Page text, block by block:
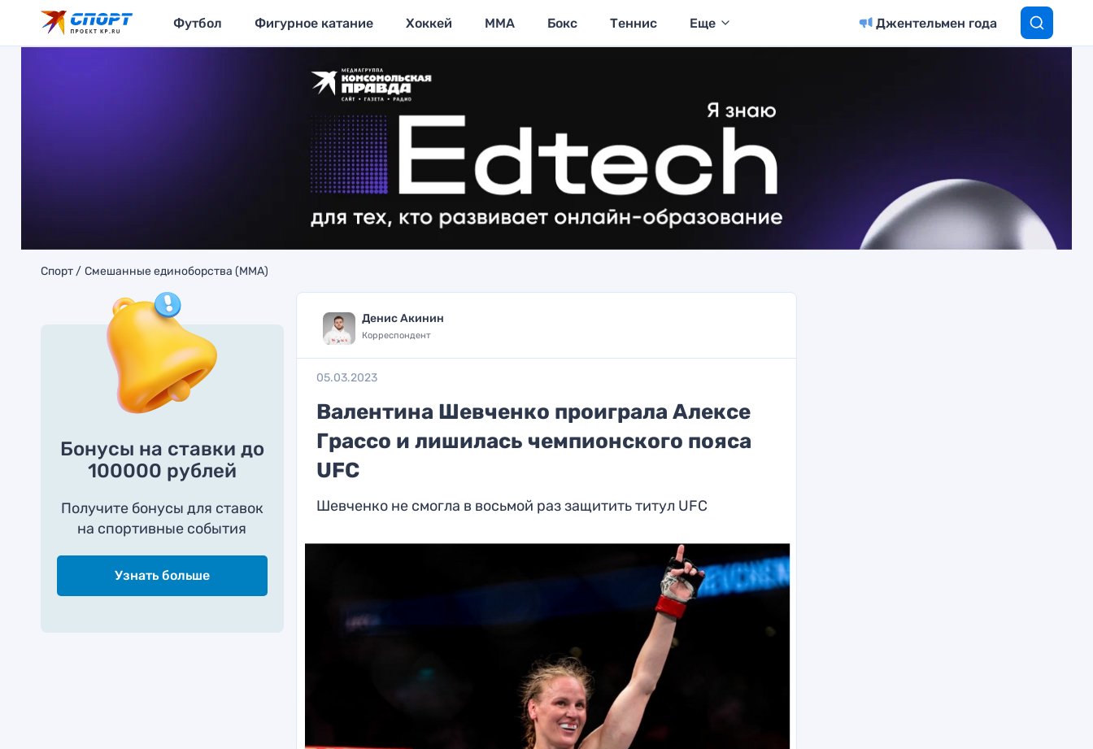
Футбол Фигурное катание Хоккей MMA Бокс Теннис Еще Джентельмен года
Спорт Смешанные единоборства (MMA)
Бонусы на ставки до
100000 рублей
Получите бонусы для ставок
на спортивные события
Узнать больше
Денис Акинин
Корреспондент
05.03.2023
Валентина Шевченко проиграла Алексе
Грассо и лишилась чемпионского пояса
UFC
Шевченко не смогла в восьмой раз защитить титул UFC